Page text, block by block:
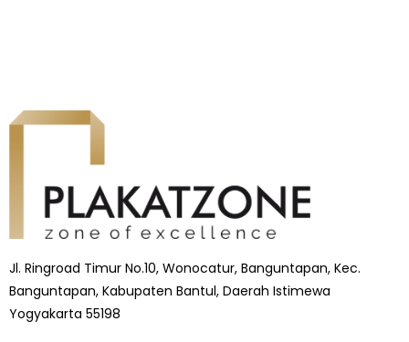
Jl. Ringroad Timur No.10, Wonocatur, Banguntapan, Kec.
Banguntapan, Kabupaten Bantul, Daerah Istimewa
Yogyakarta 55198